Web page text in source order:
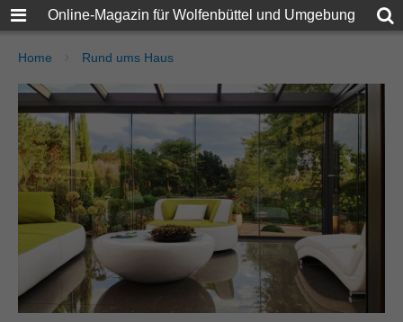
Online-Magazin für Wolfenbüttel und Umgebung
Home Rund ums Haus